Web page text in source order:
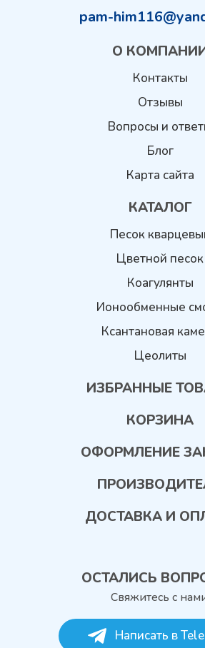
pam-
О
Контакты
Отзывы
Вопросы и
Блог
Карта сайта
КАТАЛОГ
Песок
Цветной песок
Коагулянты
Ионообменные
Ксантановая
Цеолиты
ИЗБРАННЫЕ
КОРЗИНА
ОФОРМЛЕНИЕ
ДОСТАВКА И
ОСТАЛИСЬ
Свяжитесь с
Написать в